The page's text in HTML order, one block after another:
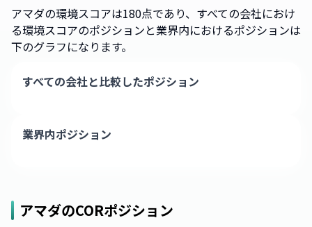
アマダの環境スコアは180点であり、すべての会社におけ
る環境スコアのポジションと業界内におけるポジションは
下のグラフになります。
すべての会社と比較したポジション
業界内ポジション
アマダのCORポジション